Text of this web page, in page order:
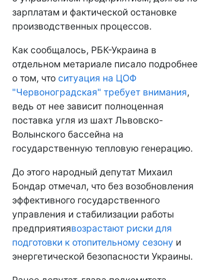
зарплатам и фактической остановке
производственных процессов.
Как сообщалось, РБК-Украина в
отдельном метариале писало подробнее
о том, что ситуация на ЦОФ
"Червоноградская" требует внимания,
ведь от нее зависит полноценная
поставка угля из шахт Львовско-
Волынского бассейна на
государственную тепловую генерацию.
До этого народный депутат Михаил
Бондар отмечал, что без возобновления
эффективного государственного
управления и стабилизации работы
предприятиявозрастают риски для
подготовки к отопительному сезону и
энергетической безопасности Украины.